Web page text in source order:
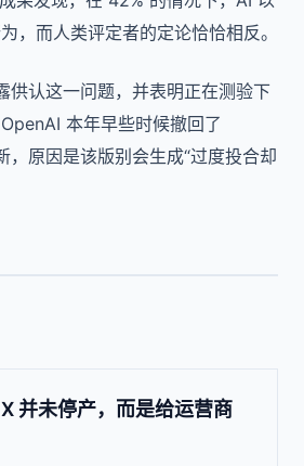
，而人类评定者的定论恰恰相反。
供认这一问题，并表明正在测验下
本年早些时候撤回了
，原因是该版别会生成“过度投合却
并未停产，而是给运营商